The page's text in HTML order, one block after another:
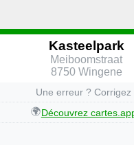
Kasteelpark
Meiboomstraat
8750 Wingene
Une erreur ? Corrigez
🌍Découvrez